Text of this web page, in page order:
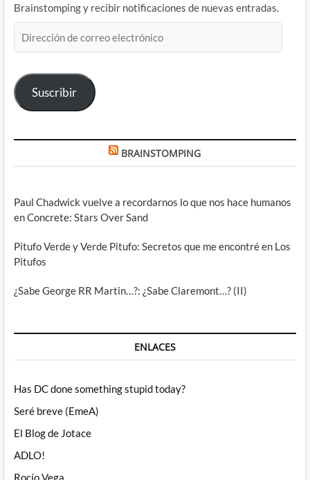
Brainstomping y recibir notificaciones de nuevas entradas.
de
electrónico
Suscribir
BRAINSTOMPING
Paul Chadwick vuelve a recordarnos lo que nos hace humanos
en Concrete: Stars Over Sand
Pitufo Verde y Verde Pitufo: Secretos que me encontré en Los
Pitufos
¿Sabe George RR Martin…?: ¿Sabe Claremont…? (II)
ENLACES
Has DC done something stupid today?
Seré breve (EmeA)
El Blog de Jotace
ADLO!